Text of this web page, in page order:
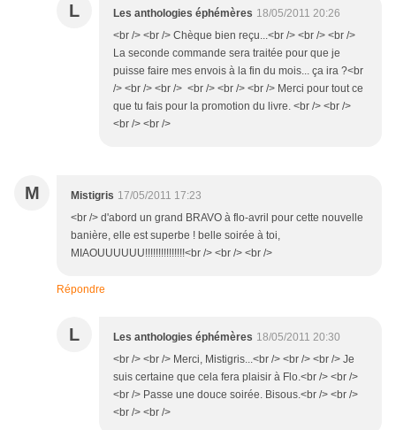
L Les anthologies éphémères 18/05/2011 20:26
<br /> <br /> Chèque bien reçu...<br /> <br /> <br />
La seconde commande sera traitée pour que je
puisse faire mes envois à la fin du mois... ça ira ?<br
/> <br /> <br /> <br /> <br /> <br /> Merci pour tout ce
que tu fais pour la promotion du livre. <br /> <br />
<br /> <br />
M Mistigris 17/05/2011 17:23
<br /> d'abord un grand BRAVO à flo-avril pour cette nouvelle
banière, elle est superbe ! belle soirée à toi,
MIAOUUUUUU!!!!!!!!!!!!!!!<br /> <br /> <br />
Répondre
L Les anthologies éphémères 18/05/2011 20:30
<br /> <br /> Merci, Mistigris...<br /> <br /> <br /> Je
suis certaine que cela fera plaisir à Flo.<br /> <br />
<br /> Passe une douce soirée. Bisous.<br /> <br />
<br /> <br />